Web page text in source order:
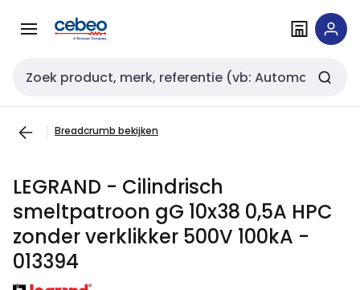
naar
naar
Zoekveld invoer
Breadcrumb bekijken
LEGRAND - Cilindrisch
smeltpatroon gG 10x38 0,5A HPC
zonder verklikker 500V 100kA -
013394